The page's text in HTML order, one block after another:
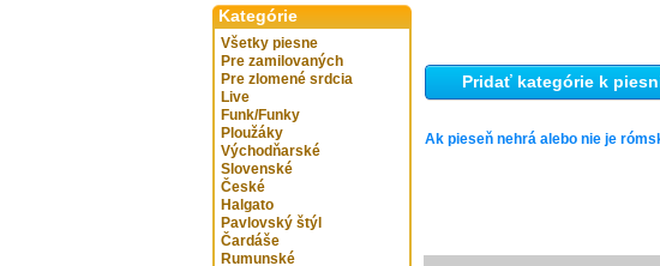
Kategórie
Všetky piesne
Pre zamilovaných
Pre zlomené srdcia
Live
Funk/Funky
Ploužáky
Východňarské
Slovenské
České
Halgato
Pavlovský štýl
Čardáše
Rumunské
Pridať kategórie k
Ak pieseň nehrá alebo nie je